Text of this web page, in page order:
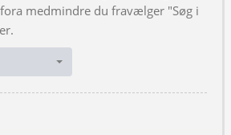
medmindre du fravælger "Søg i